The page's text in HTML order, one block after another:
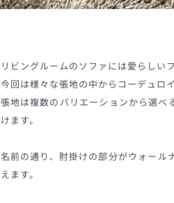
リビングルームのソファには愛らしい
今回は様々な張地の中からコーデュロ
張地は複数のバリエーションから選
けます。
名前の通り、肘掛けの部分がウォー
えます。